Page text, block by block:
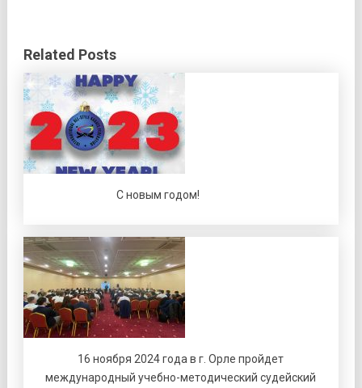
Related Posts
С новым годом!
16 ноября 2024 года в г. Орле пройдет
международный учебно-методический судейский